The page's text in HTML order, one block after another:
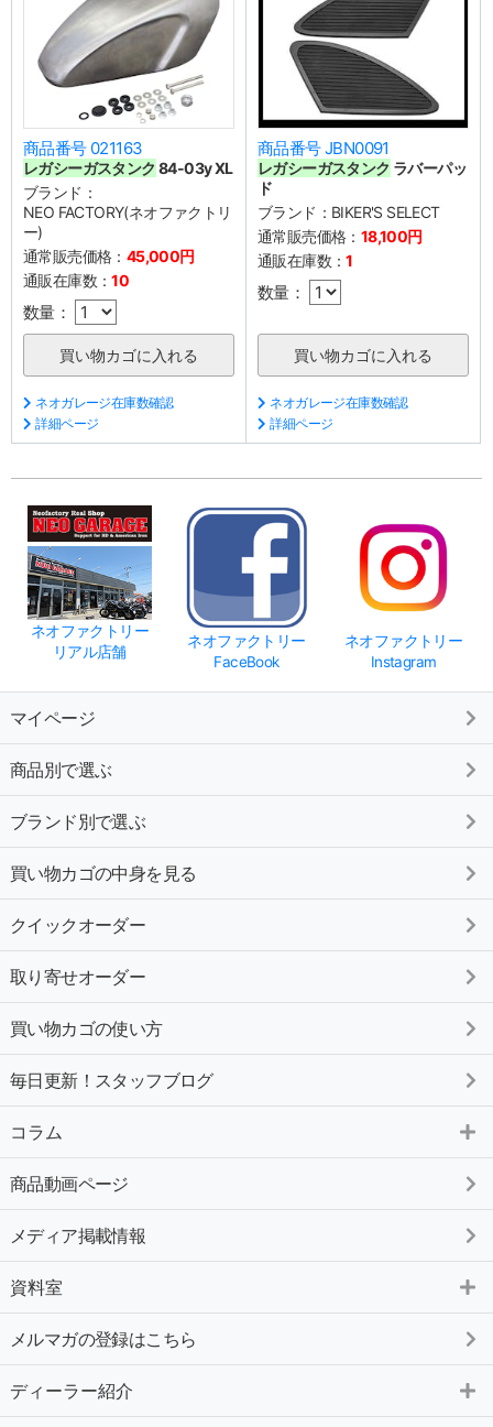
商品番号 021163
レガシーガスタンク 84-03y XL
ブランド：
NEO FACTORY(ネオファクトリ
ー)
通常販売価格： 45,000円
通販在庫数：10
数量：
ネオガレージ在庫数確認
詳細ページ
商品番号 JBN0091
レガシーガスタンク ラバーパッ
ド
ブランド： BIKER'S SELECT
通常販売価格： 18,100円
通販在庫数：1
数量：
ネオガレージ在庫数確認
詳細ページ
ネオファクトリー
リアル店舗
ネオファクトリー
FaceBook
ネオファクトリー
Instagram
マイページ
商品別で選ぶ
ブランド別で選ぶ
買い物カゴの中身を見る
クイックオーダー
取り寄せオーダー
買い物カゴの使い方
毎日更新！スタッフブログ
コラム
商品動画ページ
メディア掲載情報
資料室
メルマガの登録はこちら
ディーラー紹介